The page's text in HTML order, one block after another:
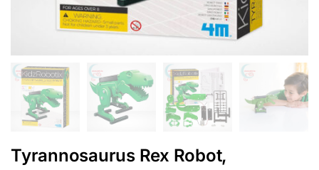
Tyrannosaurus Rex Robot,